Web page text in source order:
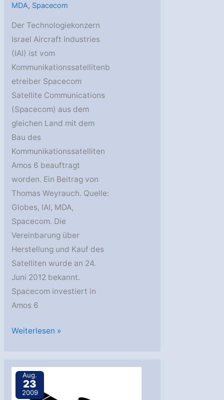
MDA, Spacecom
Der Technologiekonzern
Israel Aircraft Industries
(IAI) ist vom
Kommunikationssatellitenb
etreiber Spacecom
Satellite Communications
(Spacecom) aus dem
gleichen Land mit dem
Bau des
Kommunikationssatelliten
Amos 6 beauftragt
worden. Ein Beitrag von
Thomas Weyrauch. Quelle:
Globes, IAI, MDA,
Spacecom. Die
Vereinbarung über
Herstellung und Kauf des
Satelliten wurde an 24.
Juni 2012 bekannt.
Spacecom investiert in
Amos 6
Israel:
Amos
Weiterlesen »
Aug.
23
2009